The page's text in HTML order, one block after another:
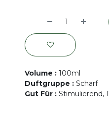
Volume : 100ml
Duftgruppe : Scharf
Gut Für : Stimulierend,